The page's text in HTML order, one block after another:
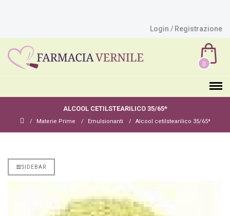
Login / Registrazione
0
ALCOOL CETILSTEARILICO 35/65*
Materie Prime Emulsionanti Alcool cetilstearilico 35/65*
SIDEBAR